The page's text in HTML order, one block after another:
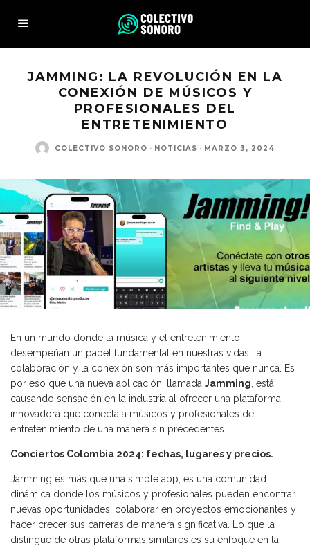
JAMMING: LA REVOLUCIÓN EN LA
CONEXIÓN DE MÚSICOS Y
PROFESIONALES DEL
ENTRETENIMIENTO
COLECTIVO SONORO · NOTICIAS · MARZO 3, 2024
En un mundo donde la música y el entretenimiento
desempeñan un papel fundamental en nuestras vidas, la
colaboración y la conexión son más importantes que nunca. Es
por eso que una nueva aplicación, llamada Jamming , está
causando sensación en la industria al ofrecer una plataforma
innovadora que conecta a músicos y profesionales del
entretenimiento de una manera sin precedentes.
Conciertos Colombia 2024: fechas, lugares y precios.
Jamming es más que una simple app; es una comunidad
dinámica donde los músicos y profesionales pueden encontrar
nuevas oportunidades, colaborar en proyectos emocionantes y
hacer crecer sus carreras de manera significativa. Lo que la
distingue de otras plataformas similares es su enfoque en la